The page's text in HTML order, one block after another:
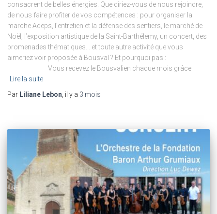
consacrent de belles énergies. Que diriez-vous de nous rejoindre,
de nous faire profiter de vos compétences : pour organiser la
marche Adeps, l’entretien et la défense des sentiers, le marché de
Noël, l’exposition artistique de la Saint-Barthélemy, un concert, des
promenades thématiques… et toute autre activité que vous
aimeriez voir proposée à Bousval ? Et pourquoi pas :
Vous recevez le Bousvalien chaque mois grâce
Lire la suite
Par Liliane Lebon, il y a 3 mois